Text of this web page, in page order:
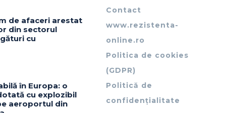
de afaceri arestat
din sectorul
cu
în Europa: o
cu explozibil
aeroportul din
Contact
www.rezistenta-
online.ro
Politica de cookies
(GDPR)
Politică de
confidențialitate